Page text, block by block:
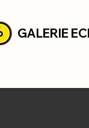
GALERIE